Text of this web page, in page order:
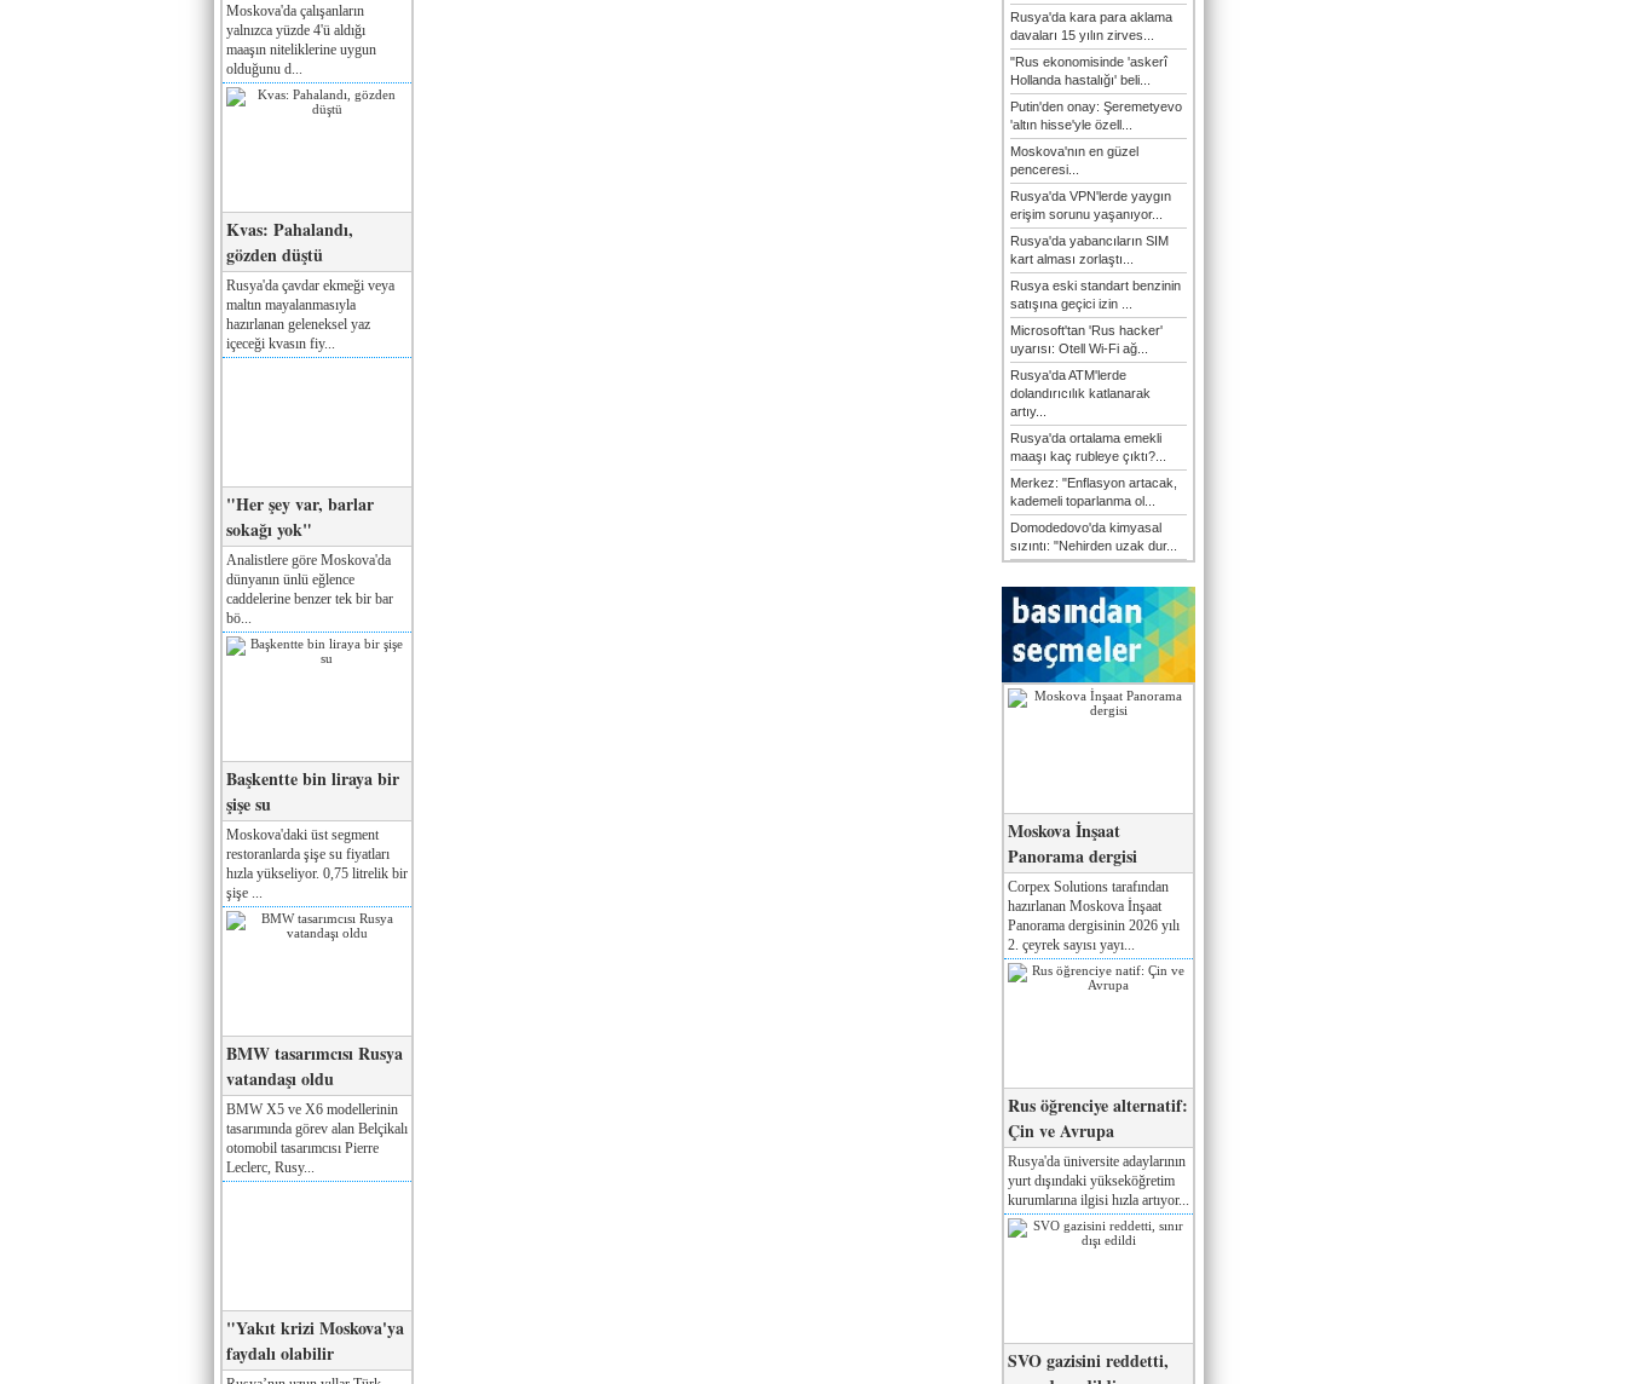
Moskova'da çalışanların
yalnızca yüzde 4'ü aldığı
maaşın niteliklerine uygun
olduğunu d...
Kvas: Pahalandı,
gözden düştü
Rusya'da çavdar ekmeği veya
maltın mayalanmasıyla
hazırlanan geleneksel yaz
içeceği kvasın fiy...
"Her şey var, barlar
sokağı yok"
Analistlere göre Moskova'da
dünyanın ünlü eğlence
caddelerine benzer tek bir bar
bö...
Başkentte bin liraya bir
şişe su
Moskova'daki üst segment
restoranlarda şişe su fiyatları
hızla yükseliyor. 0,75 litrelik bir
şişe ...
BMW tasarımcısı Rusya
vatandaşı oldu
BMW X5 ve X6 modellerinin
tasarımında görev alan Belçikalı
otomobil tasarımcısı Pierre
Leclerc, Rusy...
"Yakıt krizi Moskova'ya
faydalı olabilir
Rusya'da kara para aklama
davaları 15 yılın zirves...
"Rus ekonomisinde 'askerî
Hollanda hastalığı' beli...
Putin'den onay: Şeremetyevo
'altın hisse'yle özell...
Moskova'nın en güzel
penceresi...
Rusya'da VPN'lerde yaygın
erişim sorunu yaşanıyor...
Rusya'da yabancıların SIM
kart alması zorlaştı...
Rusya eski standart benzinin
satışına geçici izin ...
Microsoft'tan 'Rus hacker'
uyarısı: Otell Wi-Fi ağ...
Rusya'da ATM'lerde
dolandırıcılık katlanarak
artıy...
Rusya'da ortalama emekli
maaşı kaç rubleye çıktı?...
Merkez: "Enflasyon artacak,
kademeli toparlanma ol...
Domodedovo'da kimyasal
sızıntı: "Nehirden uzak dur...
Moskova İnşaat
Panorama dergisi
Corpex Solutions tarafından
hazırlanan Moskova İnşaat
Panorama dergisinin 2026 yılı
2. çeyrek sayısı yayı...
Rus öğrenciye alternatif:
Çin ve Avrupa
Rusya'da üniversite adaylarının
yurt dışındaki yükseköğretim
kurumlarına ilgisi hızla artıyor...
SVO gazisini reddetti,